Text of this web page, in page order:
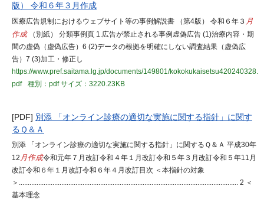
版） 令和６年３月作成
医療広告規制におけるウェブサイト等の事例解説書 （第4版） 令和６年３ 月
作成（別紙） 分類事例頁 1.広告が禁止される事例虚偽広告 (1)治療内容・期
間の虚偽（虚偽広告）6 (2)データの根拠を明確にしない調査結果（虚偽広
告）7 (3)加工・修正し
https://www.pref.saitama.lg.jp/documents/149801/kokokukaisetsu420240328.
pdf
種別：pdfサイズ：3220.23KB
[PDF] 別添 「オンライン診療の適切な実施に関する指針」に関す
るＱ＆Ａ
別添 「オンライン診療の適切な実施に関する指針」に関するＱ＆Ａ 平成30年
12 月作成令和元年７月改訂令和４年１月改訂令和５年３月改訂令和５年11月
改訂令和６年１月改訂令和６年４月改訂目次 ＜本指針の対象
＞............................................................................................................................ 2 ＜
基本理念